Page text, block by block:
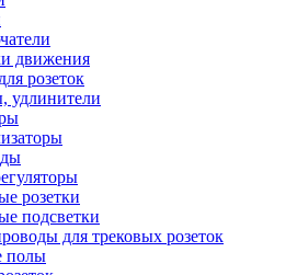
движения
розеток
розетки
подсветки
для трековых розеток
полы